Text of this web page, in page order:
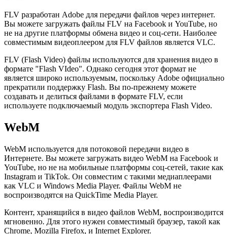
FLV разработан Adobe для передачи файлов через интернет.
Вы можете загружать файлы FLV на Facebook и YouTube, но
не на другие платформы обмена видео и соц-сети. Наиболее
совместимым видеоплеером для FLV файлов является VLC.
FLV (Flash Video) файлы используются для хранения видео в
формате "Flash VIdeo". Однако сегодня этот формат не
является широко используемым, поскольку Adobe официально
прекратили поддержку Flash. Вы по-прежнему можете
создавать и делиться файлами в формате FLV, если
используете подключаемый модуль экспортера Flash Video.
WebM
WebM используется для потоковой передачи видео в
Интернете. Вы можете загружать видео WebM на Facebook и
YouTube, но не на мобильные платформы соц-сетей, такие как
Instagram и TikTok. Он совместим с такими медиаплеерами
как VLC и Windows Media Player. Файлы WebM не
воспроизводятся на QuickTime Media Player.
Контент, хранящийся в видео файлов WebM, воспроизводится
мгновенно. Для этого нужен совместимый браузер, такой как
Chrome, Mozilla Firefox, и Internet Explorer.